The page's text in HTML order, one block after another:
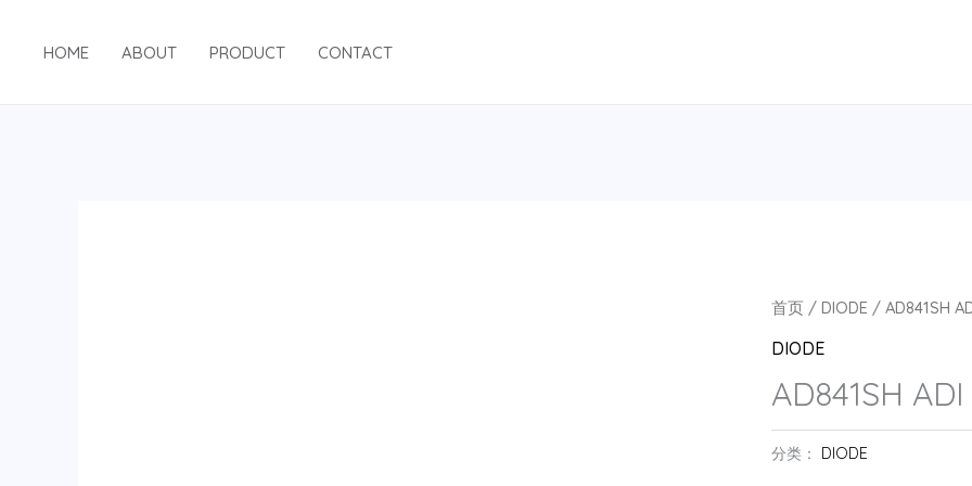
HOME ABOUT PRODUCT CONTACT
首页 /DIODE / AD841SH
DIODE
AD841SH ADI
分类： DIODE